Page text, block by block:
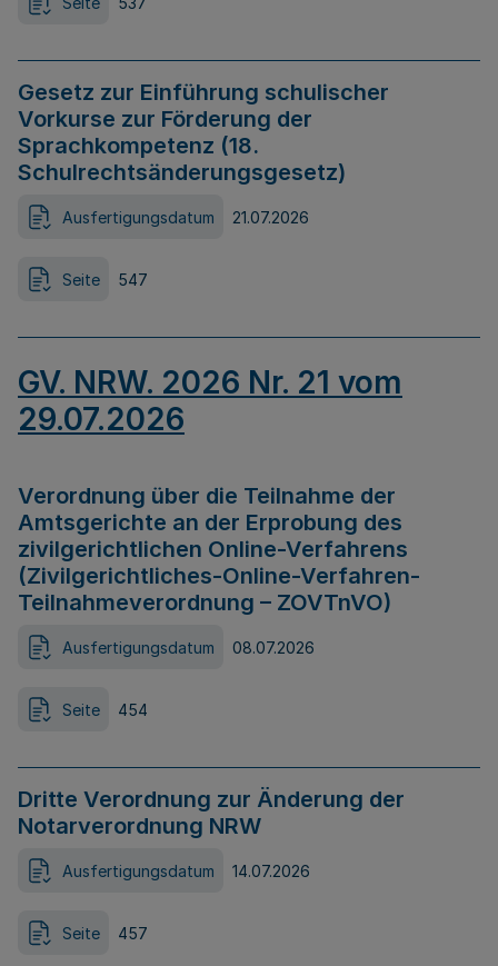
Gesetz zur Einführung schulischer
Vorkurse zur Förderung der
Sprachkompetenz (18.
Schulrechtsänderungsgesetz)
Ausfertigungsdatum 21.07.2026
Seite 547
GV. NRW. 2026 Nr. 21 vom
29.07.2026
Verordnung über die Teilnahme der
Amtsgerichte an der Erprobung des
zivilgerichtlichen Online-Verfahrens
(Zivilgerichtliches-Online-Verfahren-
Teilnahmeverordnung – ZOVTnVO)
Ausfertigungsdatum 08.07.2026
Seite 454
Dritte Verordnung zur Änderung der
Notarverordnung NRW
Ausfertigungsdatum 14.07.2026
Seite 457